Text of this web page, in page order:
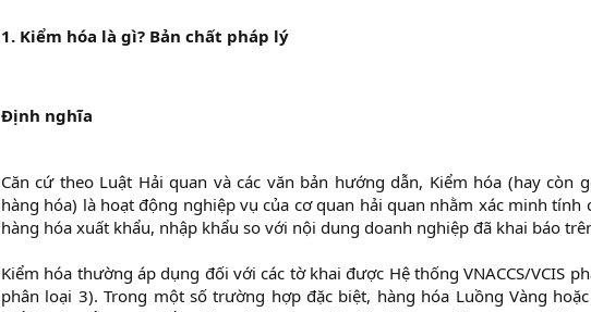
1. Kiểm hóa là gì? Bản chất pháp lý
Định nghĩa
Căn cứ theo Luật Hải quan và các văn bản hướng dẫn, Kiểm hóa (hay còn
hàng hóa) là hoạt động nghiệp vụ của cơ quan hải quan nhằm xác minh tính
hàng hóa xuất khẩu, nhập khẩu so với nội dung doanh nghiệp đã khai báo
Kiểm hóa thường áp dụng đối với các tờ khai được Hệ thống VNACCS/VCIS
phân loại 3). Trong một số trường hợp đặc biệt, hàng hóa Luồng Vàng